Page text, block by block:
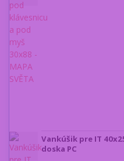
Vankúšik pre IT
doska PC